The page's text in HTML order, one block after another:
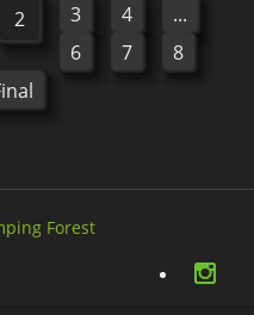
2 3 4
...
6
7
8
Forest